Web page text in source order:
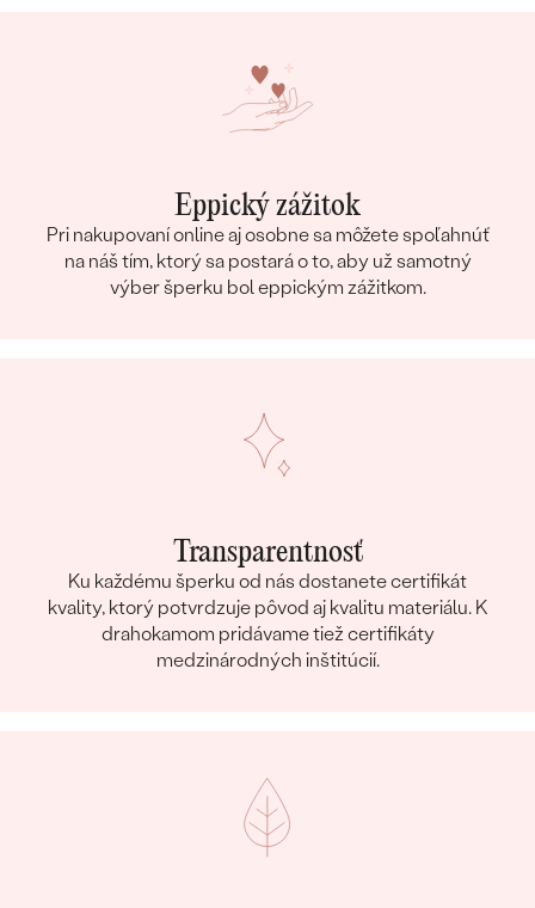
Eppický zážitok
Pri nakupovaní online aj osobne sa môžete spoľahnúť
na náš tím, ktorý sa postará o to, aby už samotný
výber šperku bol eppickým zážitkom.
Transparentnosť
Ku každému šperku od nás dostanete certifikát
kvality, ktorý potvrdzuje pôvod aj kvalitu materiálu. K
drahokamom pridávame tiež certifikáty
medzinárodných inštitúcií.